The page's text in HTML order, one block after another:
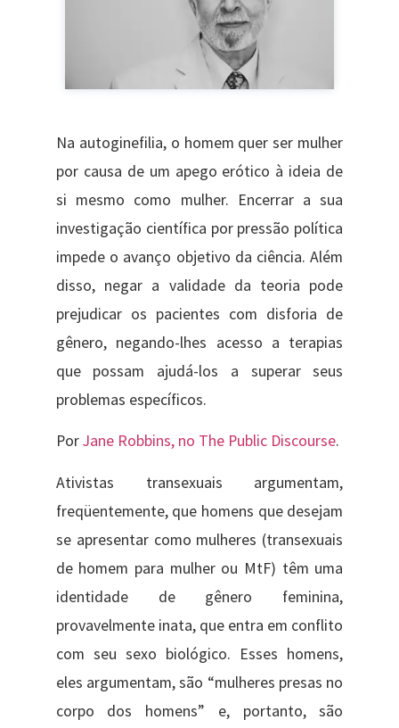
Na autoginefilia, o homem quer ser mulher
por causa de um apego erótico à ideia de
si mesmo como mulher. Encerrar a sua
investigação científica por pressão política
impede o avanço objetivo da ciência. Além
disso, negar a validade da teoria pode
prejudicar os pacientes com disforia de
gênero, negando-lhes acesso a terapias
que possam ajudá-los a superar seus
problemas específicos.
PorJane Robbins, no The Public Discourse.
Ativistas transexuais argumentam,
freqüentemente, que homens que desejam
se apresentar como mulheres (transexuais
de homem para mulher ou MtF) têm uma
identidade de gênero feminina,
provavelmente inata, que entra em conflito
com seu sexo biológico. Esses homens,
eles argumentam, são “mulheres presas no
corpo dos homens” e, portanto, são